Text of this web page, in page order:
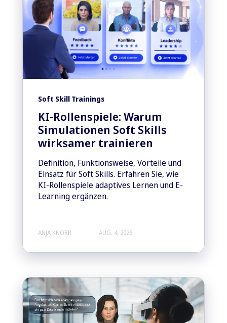
Soft Skill Trainings
KI-Rollenspiele: Warum
Simulationen Soft Skills
wirksamer trainieren
Definition, Funktionsweise, Vorteile und
Einsatz für Soft Skills. Erfahren Sie, wie
KI-Rollenspiele adaptives Lernen und E-
Learning ergänzen.
ANJA KNORR AUG. 4, 2026